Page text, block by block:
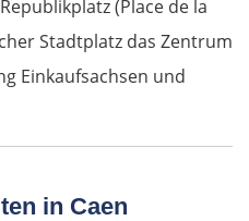
(Place de la
Stadtplatz das Zentrum
Einkaufsachsen und
in Caen